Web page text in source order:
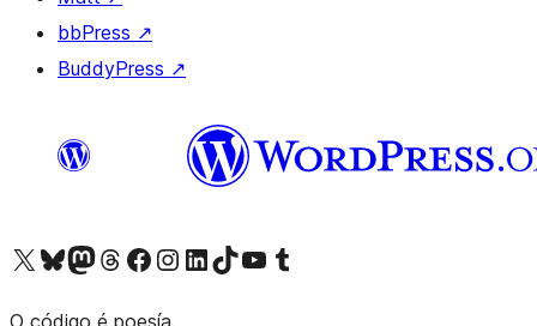
bbPress ↗
BuddyPress ↗
Visita la cuenta de X (anteriormente Twitter)
Visita a nosa conta de Bluesky
Visita a nosa conta de Mastodon
Visita a nosa conta de Threads
Visita a nosa páxina de Facebook
Visita a nosa conta de Instagram
Visita a nosa conta de LinkedIn
Visita a nosa conta de TikTok
Visita a nosa canle de YouTube
Visita a nosa conta de Tumblr
O código é poesía.